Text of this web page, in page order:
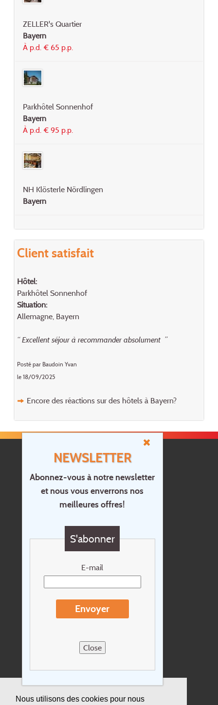
Nous utilisons des cookies pour nous
NEWSLETTER
Abonnez-vous à notre newsletter
et nous vous enverrons nos
meilleures offres!
S'abonner
E-mail
Envoyer
Close
ZELLER's Quartier
Bayern
À p.d. € 65 p.p.
Parkhôtel Sonnenhof
Bayern
À p.d. € 95 p.p.
NH Klösterle Nördlingen
Bayern
Client satisfait
Hôtel:
Parkhôtel Sonnenhof
Situation:
Allemagne, Bayern
“ Excellent séjour à recommander absolument ”
Posté par Baudoin Yvan
le 18/09/2025
Encore des réactions sur des hôtels à Bayern?
Accueil
Contact
Questions?
Newsletter
Conditions de voyage
Sitemap
Assurance